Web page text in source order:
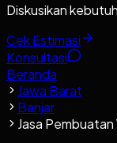
Diskusikan
Cek Estimasi
Konsultasi
Beranda
Jawa Barat
Banjar
Jasa